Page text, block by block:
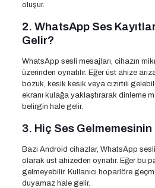
oluşur.
2. WhatsApp Ses
Gelir?
WhatsApp sesli mesajları, cihazın
üzerinden oynatılır. Eğer üst ahize
bozuk, kesik kesik veya cızırtılı
ekranı kulağa yaklaştırarak dinleme
belirgin hale gelir.
3. Hiç Ses
Bazı Android cihazlar, WhatsApp
olarak üst ahizeden oynatır. Eğer bu
gelmeyebilir. Kullanıcı hoparlöre
duyamaz hale gelir.